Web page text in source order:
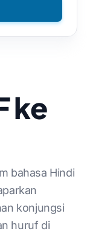
ke
bahasa Hindi
konjungsi
huruf di